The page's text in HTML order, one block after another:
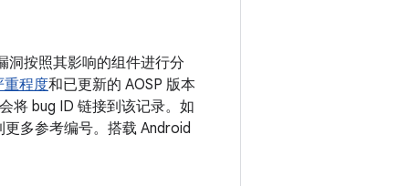
洞按照其影响的组件进行分
重程度和已更新的 AOSP 版本
将 bug ID 链接到该记录。如
多参考编号。搭载 Android